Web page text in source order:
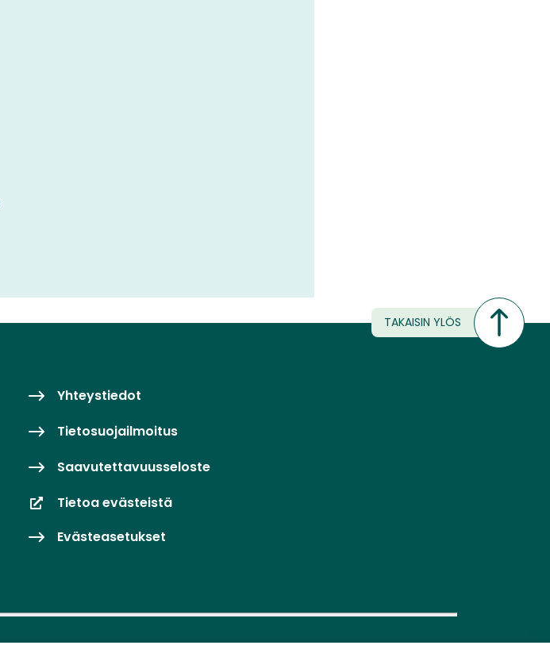
TAKAISIN YLÖS
Yhteystiedot
Tietosuojailmoitus
Saavutettavuusseloste
Tietoa evästeistä
Evästeasetukset